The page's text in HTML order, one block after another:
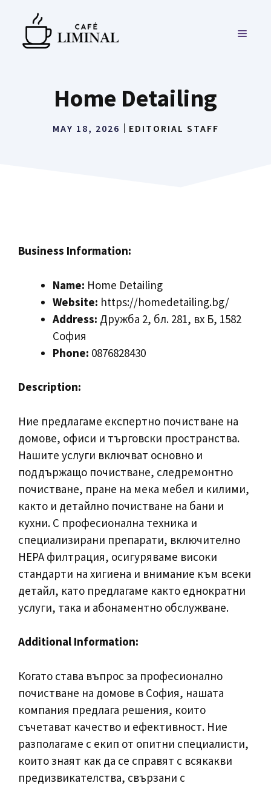
content
MENU
Home Detailing
MAY 18, 2026 EDITORIAL STAFF
Business Information:
Name: Home Detailing
Website: https://homedetailing.bg/
Address: Дружба 2, бл. 281, вх Б, 1582
София
Phone: 0876828430
Description:
Ние предлагаме експертно почистване на
домове, офиси и търговски пространства.
Нашите услуги включват основно и
поддържащо почистване, следремонтно
почистване, пране на мека мебел и килими,
както и детайлно почистване на бани и
кухни. С професионална техника и
специализирани препарати, включително
HEPA филтрация, осигуряваме високи
стандарти на хигиена и внимание към всеки
детайл, като предлагаме както еднократни
услуги, така и абонаментно обслужване.
Additional Information:
Когато става въпрос за професионално
почистване на домове в София, нашата
компания предлага решения, които
съчетават качество и ефективност. Ние
разполагаме с екип от опитни специалисти,
които знаят как да се справят с всякакви
предизвикателства, свързани с